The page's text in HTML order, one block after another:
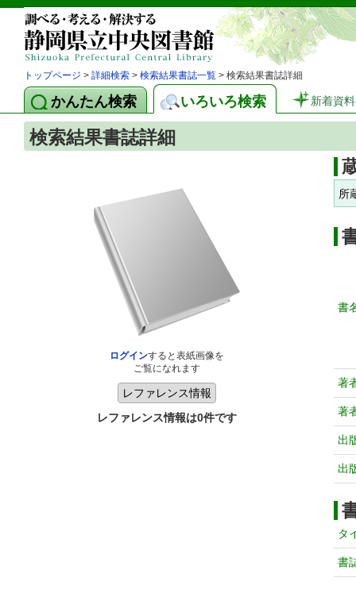
トップページ > 詳細検索 > 検索結果書誌一覧 > 検索結果書誌詳細
かんたん検索 いろいろ検索 新着資料
検索結果書誌詳細
ログインすると表紙画像を
ご覧になれます
レファレンス情報は0件です
所
書
著
著
出
出
タ
書